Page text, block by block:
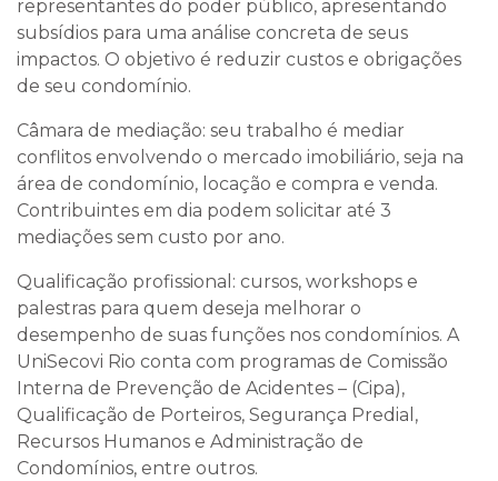
representantes do poder público, apresentando
subsídios para uma análise concreta de seus
impactos. O objetivo é reduzir custos e obrigações
de seu condomínio.
Câmara de mediação: seu trabalho é mediar
conflitos envolvendo o mercado imobiliário, seja na
área de condomínio, locação e compra e venda.
Contribuintes em dia podem solicitar até 3
mediações sem custo por ano.
Qualificação profissional: cursos, workshops e
palestras para quem deseja melhorar o
desempenho de suas funções nos condomínios. A
UniSecovi Rio conta com programas de Comissão
Interna de Prevenção de Acidentes – (Cipa),
Qualificação de Porteiros, Segurança Predial,
Recursos Humanos e Administração de
Condomínios, entre outros.